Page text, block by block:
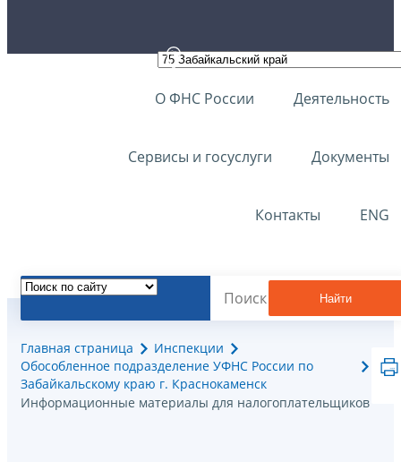
О ФНС России Деятельность
Сервисы и госуслуги Документы
Контакты ENG
Найти
Главная страница
Инспекции
Обособленное подразделение УФНС России по
Забайкальскому краю г. Краснокаменск
Информационные материалы для налогоплательщиков